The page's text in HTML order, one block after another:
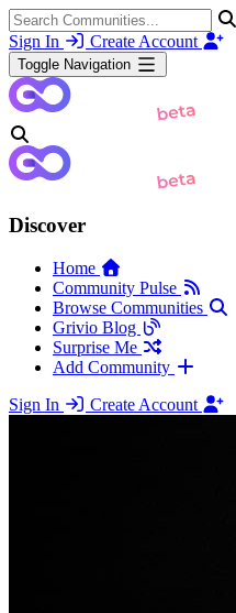
Sign In Create Account
Toggle Navigation
Discover
Home
Community Pulse
Browse Communities
Grivio Blog
Surprise Me
Add Community
Sign In
Create Account